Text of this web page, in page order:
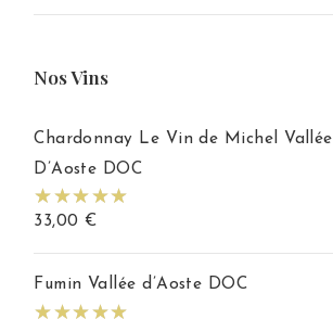
Nos Vins
Chardonnay Le Vin de Michel Vallée
D’Aoste DOC
33,00 €
Fumin Vallée d’Aoste DOC